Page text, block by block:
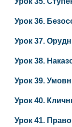
Урок 36.
Урок 37.
Урок 38.
Урок 39.
Урок 40.
Урок 41.